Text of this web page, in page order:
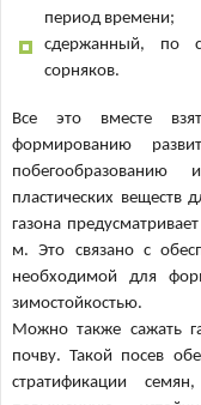
период времени;
сдержанный, по
сорняков.
Все это вместе
формированию
побегообразованию
пластических веществ
газона
м. Это связано с
необходимой для
зимостойкостью.
Можно также сажать
почву. Такой посев
стратификации